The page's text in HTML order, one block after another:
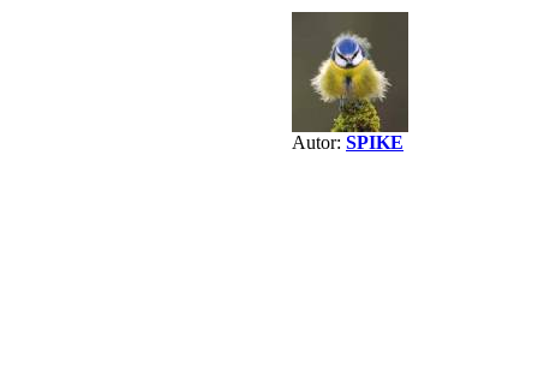
Autor: SPIKE